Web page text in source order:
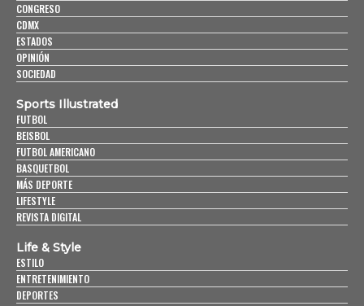
CONGRESO
CDMX
ESTADOS
OPINIÓN
SOCIEDAD
Sports Illustrated
FUTBOL
BEISBOL
FUTBOL AMERICANO
BASQUETBOL
MÁS DEPORTE
LIFESTYLE
REVISTA DIGITAL
Life & Style
ESTILO
ENTRETENIMIENTO
DEPORTES